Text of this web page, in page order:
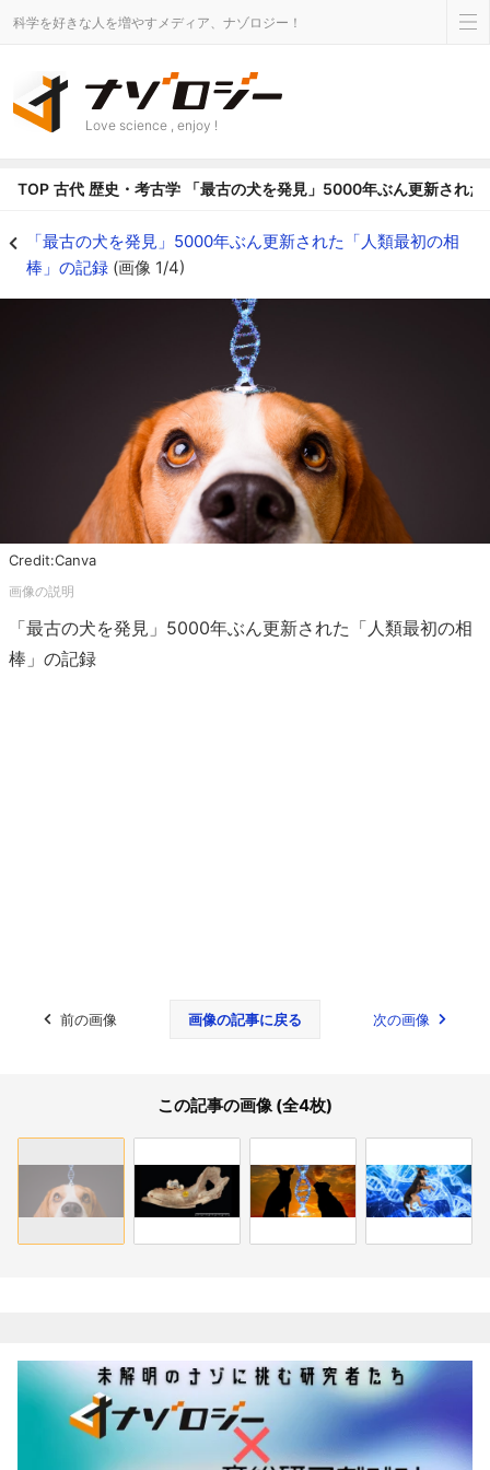
科学を好きな人を増やすメディア、ナゾロジー！
Love science , enjoy !
TOP 古代 歴史・考古学 「最古の犬を発見」5000年ぶん更新され
「最古の犬を発見」5000年ぶん更新された「人類最初の相
棒」の記録 (画像 1/4)
Credit:Canva
「最古の犬を発見」5000年ぶん更新された「人類最初の相
棒」の記録
前の画像 画像の記事に戻る 次の画像
この記事の画像 (全4枚)